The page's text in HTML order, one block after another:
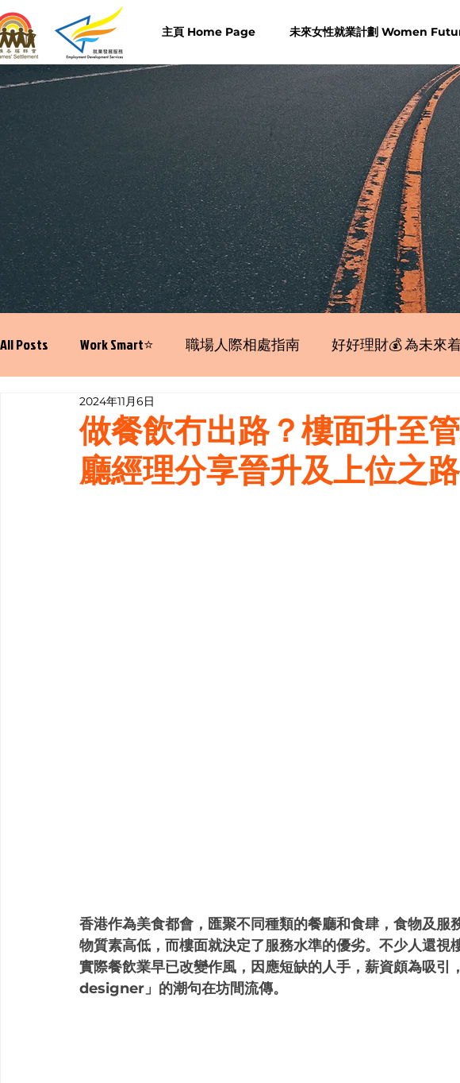
主頁 Home Page 未來女性就業計劃 Women
All Posts Work Smart⭐️ 職場人際相處指南 好好理財💰 為未來
寫履歷表嘅技巧📝
做餐飲冇出路？樓面升至
廳經理分享晉升及上位之路
2024年11月6日
香港作為美食都會，匯聚不同種類的餐廳和食肆，食物及服
物質素高低，而樓面就決定了服務水準的優劣。不少人還視
實際餐飲業早已改變作風，因應短缺的人手，薪資頗為吸引
designer」的潮句在坊間流傳。